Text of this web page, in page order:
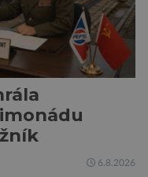
6.8.2026